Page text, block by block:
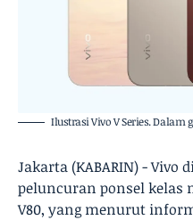
Ilustrasi Vivo V Series. Dalam
Jakarta (KABARIN) -
peluncuran ponsel kelas
V80, yang menurut